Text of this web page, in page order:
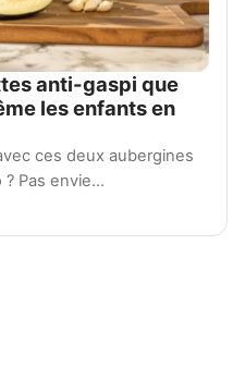
anti-gaspi que
les enfants en
ces deux aubergines
Pas envie…